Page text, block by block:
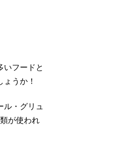
いフードと
うか！
ル・グリュ
が使われ